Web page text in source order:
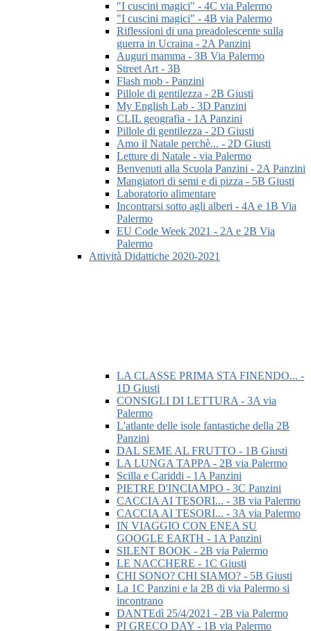
"I cuscini magici" - 4C via Palermo
"I cuscini magici" - 4B via Palermo
Riflessioni di una preadolescente sulla
guerra in Ucraina - 2A Panzini
Auguri mamma - 3B Via Palermo
Street Art - 3B
Flash mob - Panzini
Pillole di gentilezza - 2B Giusti
My English Lab - 3D Panzini
CLIL geografia - 1A Panzini
Pillole di gentilezza - 2D Giusti
Amo il Natale perchè... - 2D Giusti
Letture di Natale - via Palermo
Benvenuti alla Scuola Panzini - 2A Panzini
Mangiatori di semi e di pizza - 5B Giusti
Laboratorio alimentare
Incontrarsi sotto agli alberi - 4A e 1B Via
Palermo
EU Code Week 2021 - 2A e 2B Via
Palermo
Attività Didattiche 2020-2021
LA CLASSE PRIMA STA FINENDO... -
1D Giusti
CONSIGLI DI LETTURA - 3A via
Palermo
L'atlante delle isole fantastiche della 2B
Panzini
DAL SEME AL FRUTTO - 1B Giusti
LA LUNGA TAPPA - 2B via Palermo
Scilla e Cariddi - 1A Panzini
PIETRE D'INCIAMPO - 3C Panzini
CACCIA AI TESORI... - 3B via Palermo
CACCIA AI TESORI... - 3A via Palermo
IN VIAGGIO CON ENEA SU
GOOGLE EARTH - 1A Panzini
SILENT BOOK - 2B via Palermo
LE NACCHERE - 1C Giusti
CHI SONO? CHI SIAMO? - 5B Giusti
La 1C Panzini e la 2B di via Palermo si
incontrano
DANTEdì 25/4/2021 - 2B via Palermo
PI GRECO DAY - 1B via Palermo